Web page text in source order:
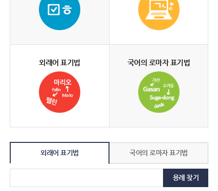
외래어 표기법 국어의 로마자 표기법
외래어 표기법 국어의 로마자 표기법
용례 찾기